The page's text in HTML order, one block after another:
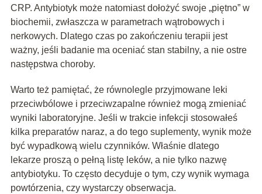
CRP. Antybiotyk może natomiast dołożyć swoje „piętno” w
biochemii, zwłaszcza w parametrach wątrobowych i
nerkowych. Dlatego czas po zakończeniu terapii jest
ważny, jeśli badanie ma oceniać stan stabilny, a nie ostre
następstwa choroby.
Warto też pamiętać, że równolegle przyjmowane leki
przeciwbólowe i przeciwzapalne również mogą zmieniać
wyniki laboratoryjne. Jeśli w trakcie infekcji stosowałeś
kilka preparatów naraz, a do tego suplementy, wynik może
być wypadkową wielu czynników. Właśnie dlatego
lekarze proszą o pełną listę leków, a nie tylko nazwę
antybiotyku. To często decyduje o tym, czy wynik wymaga
powtórzenia, czy wystarczy obserwacja.